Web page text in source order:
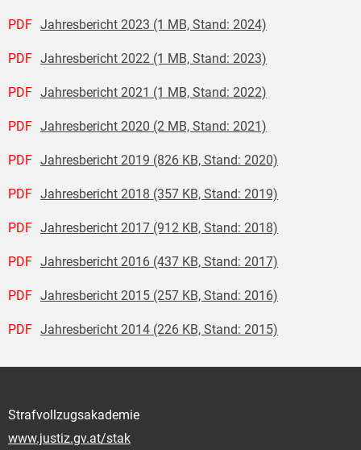
PDF Jahresbericht 2023 (1 MB, Stand: 2024)
PDF Jahresbericht 2022 (1 MB, Stand: 2023)
PDF Jahresbericht 2021 (1 MB, Stand: 2022)
PDF Jahresbericht 2020 (2 MB, Stand: 2021)
PDF Jahresbericht 2019 (826 KB, Stand: 2020)
PDF Jahresbericht 2018 (357 KB, Stand: 2019)
PDF Jahresbericht 2017 (912 KB, Stand: 2018)
PDF Jahresbericht 2016 (437 KB, Stand: 2017)
PDF Jahresbericht 2015 (257 KB, Stand: 2016)
PDF Jahresbericht 2014 (226 KB, Stand: 2015)
Strafvollzugsakademie
www.justiz.gv.at/stak